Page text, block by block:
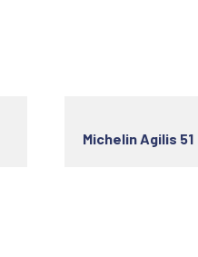
Michelin Agilis 51